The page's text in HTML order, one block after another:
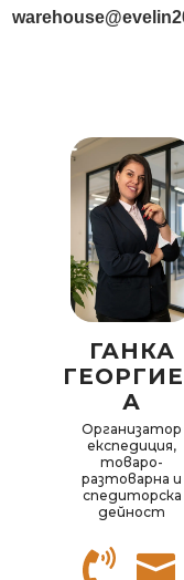
ГАНКА
А
Организатор
експедиция,
товаро-
разтоварна и
спедиторска
дейност